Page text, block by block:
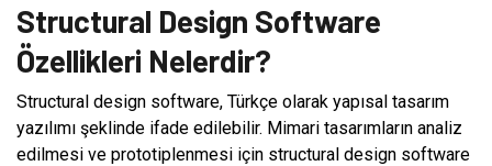
Structural Design Software
Özellikleri Nelerdir?
Structural design software, Türkçe olarak yapısal tasarım
yazılımı şeklinde ifade edilebilir. Mimari tasarımların analiz
edilmesi ve prototiplenmesi için structural design software